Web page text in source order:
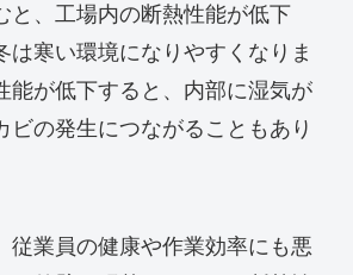
と、工場内の断熱性能が低下
は寒い環境になりやすくなりま
能が低下すると、内部に湿気が
ビの発生につながることもあり
従業員の健康や作業効率にも悪